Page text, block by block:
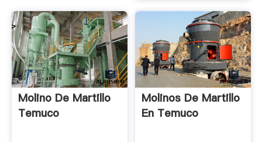
Molino De Martillo
Temuco
Molinos De Martillo
En Temuco